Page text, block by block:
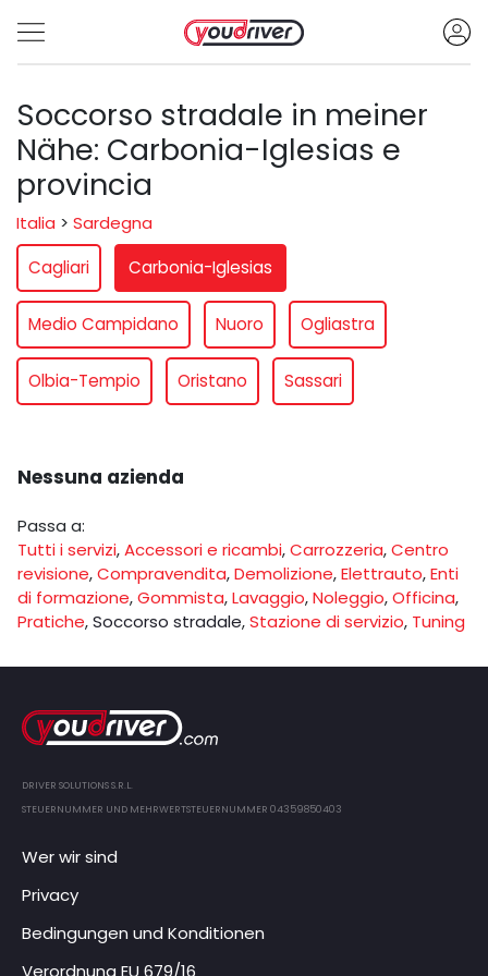
Soccorso stradale in meiner
Nähe: Carbonia-Iglesias e
provincia
Italia > Sardegna
Cagliari
Carbonia-Iglesias
Medio Campidano Nuoro Ogliastra
Olbia-Tempio Oristano Sassari
Nessuna azienda
Passa a:
Tutti i servizi,Accessori e ricambi,Carrozzeria,Centro
revisione,Compravendita,Demolizione,Elettrauto,Enti
di formazione,Gommista,Lavaggio,Noleggio,Officina,
Pratiche,Soccorso stradale,Stazione di servizio, Tuning
DRIVER SOLUTIONS S.R.L.
STEUERNUMMER UND MEHRWERTSTEUERNUMMER 04359850403
Wer wir sind
Privacy
Bedingungen und Konditionen
Verordnung EU 679/16